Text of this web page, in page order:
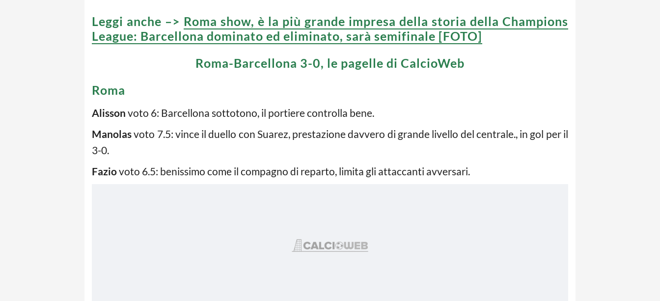
Leggi anche –> Roma show, è la più grande impresa della storia della Champions
League: Barcellona dominato ed eliminato, sarà semifinale [FOTO]
Roma-Barcellona 3-0, le pagelle di CalcioWeb
Roma
Alisson voto 6: Barcellona sottotono, il portiere controlla bene.
Manolasvoto 7.5: vince il duello con Suarez, prestazione davvero di grande livello del centrale., in gol per il
3-0.
Faziovoto 6.5: benissimo come il compagno di reparto, limita gli attaccanti avversari.